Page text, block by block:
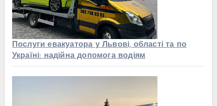
Послуги евакуатора у Львові, області та по
Україні: надійна допомога водіям